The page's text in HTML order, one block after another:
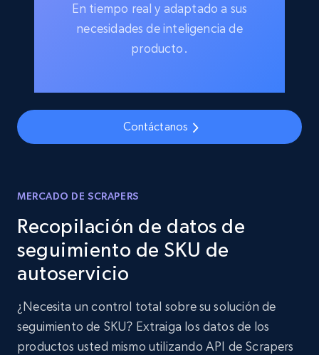
En tiempo real y adaptado a sus
necesidades de inteligencia de
producto.
Contáctanos
MERCADO DE SCRAPERS
Recopilación de datos de
seguimiento de SKU de
autoservicio
¿Necesita un control total sobre su solución de
seguimiento de SKU? Extraiga los datos de los
productos usted mismo utilizando API de Scrapers